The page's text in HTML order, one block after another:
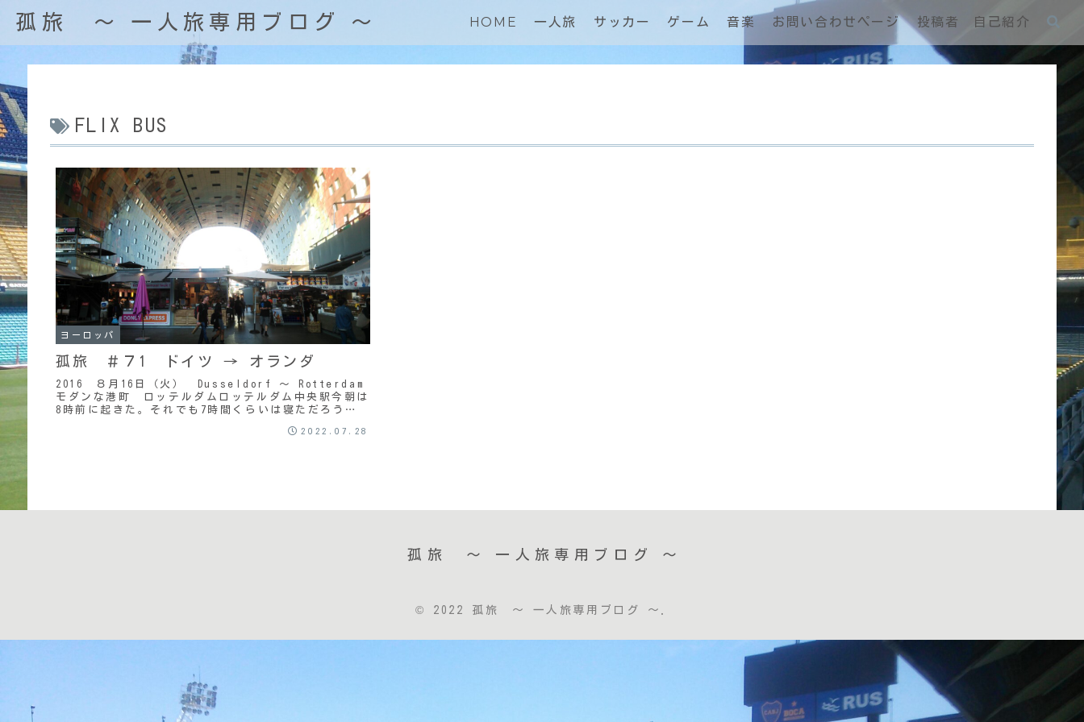
孤旅 〜 一人旅専用ブログ ～ HOME 一人旅 サッカー ゲーム 音楽 お問い合わせページ 投稿者 自己紹介
FLIX BUS
ヨーロッパ
孤旅 ＃７1 ドイツ → オランダ
2016 ８月16日（火） Dusseldorf ～ Rotterdam
モダンな港町 ロッテルダムロッテルダム中央駅今朝は
8時前に起きた。それでも7時間くらいは寝ただろう
2022.07.28
孤旅 〜 一人旅専用ブログ ～
© 2022 孤旅 〜 一人旅専用ブログ ～.